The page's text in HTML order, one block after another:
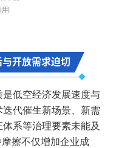
开放需求迫切
低空经济发展速度与
代催生新场景、新需
系等治理要素未能及
擦不仅增加企业成